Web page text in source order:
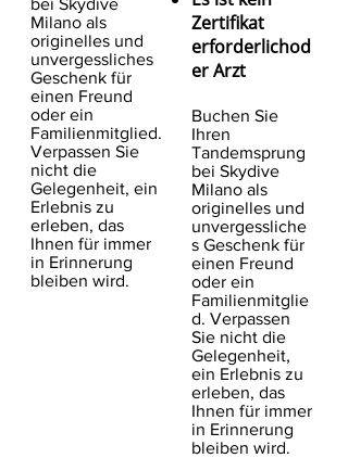
bei Skydive
Milano als
originelles und
unvergessliches
Geschenk für
einen Freund
oder ein
Familienmitglied.
Verpassen Sie
nicht die
Gelegenheit, ein
Erlebnis zu
erleben, das
Ihnen für immer
in Erinnerung
bleiben wird.
Zertifikat
erforderlichod
er Arzt
Buchen Sie
Ihren
Tandemsprung
bei Skydive
Milano als
originelles und
unvergessliche
s Geschenk für
einen Freund
oder ein
Familienmitglie
d. Verpassen
Sie nicht die
Gelegenheit,
ein Erlebnis zu
erleben, das
Ihnen für immer
in Erinnerung
bleiben wird.